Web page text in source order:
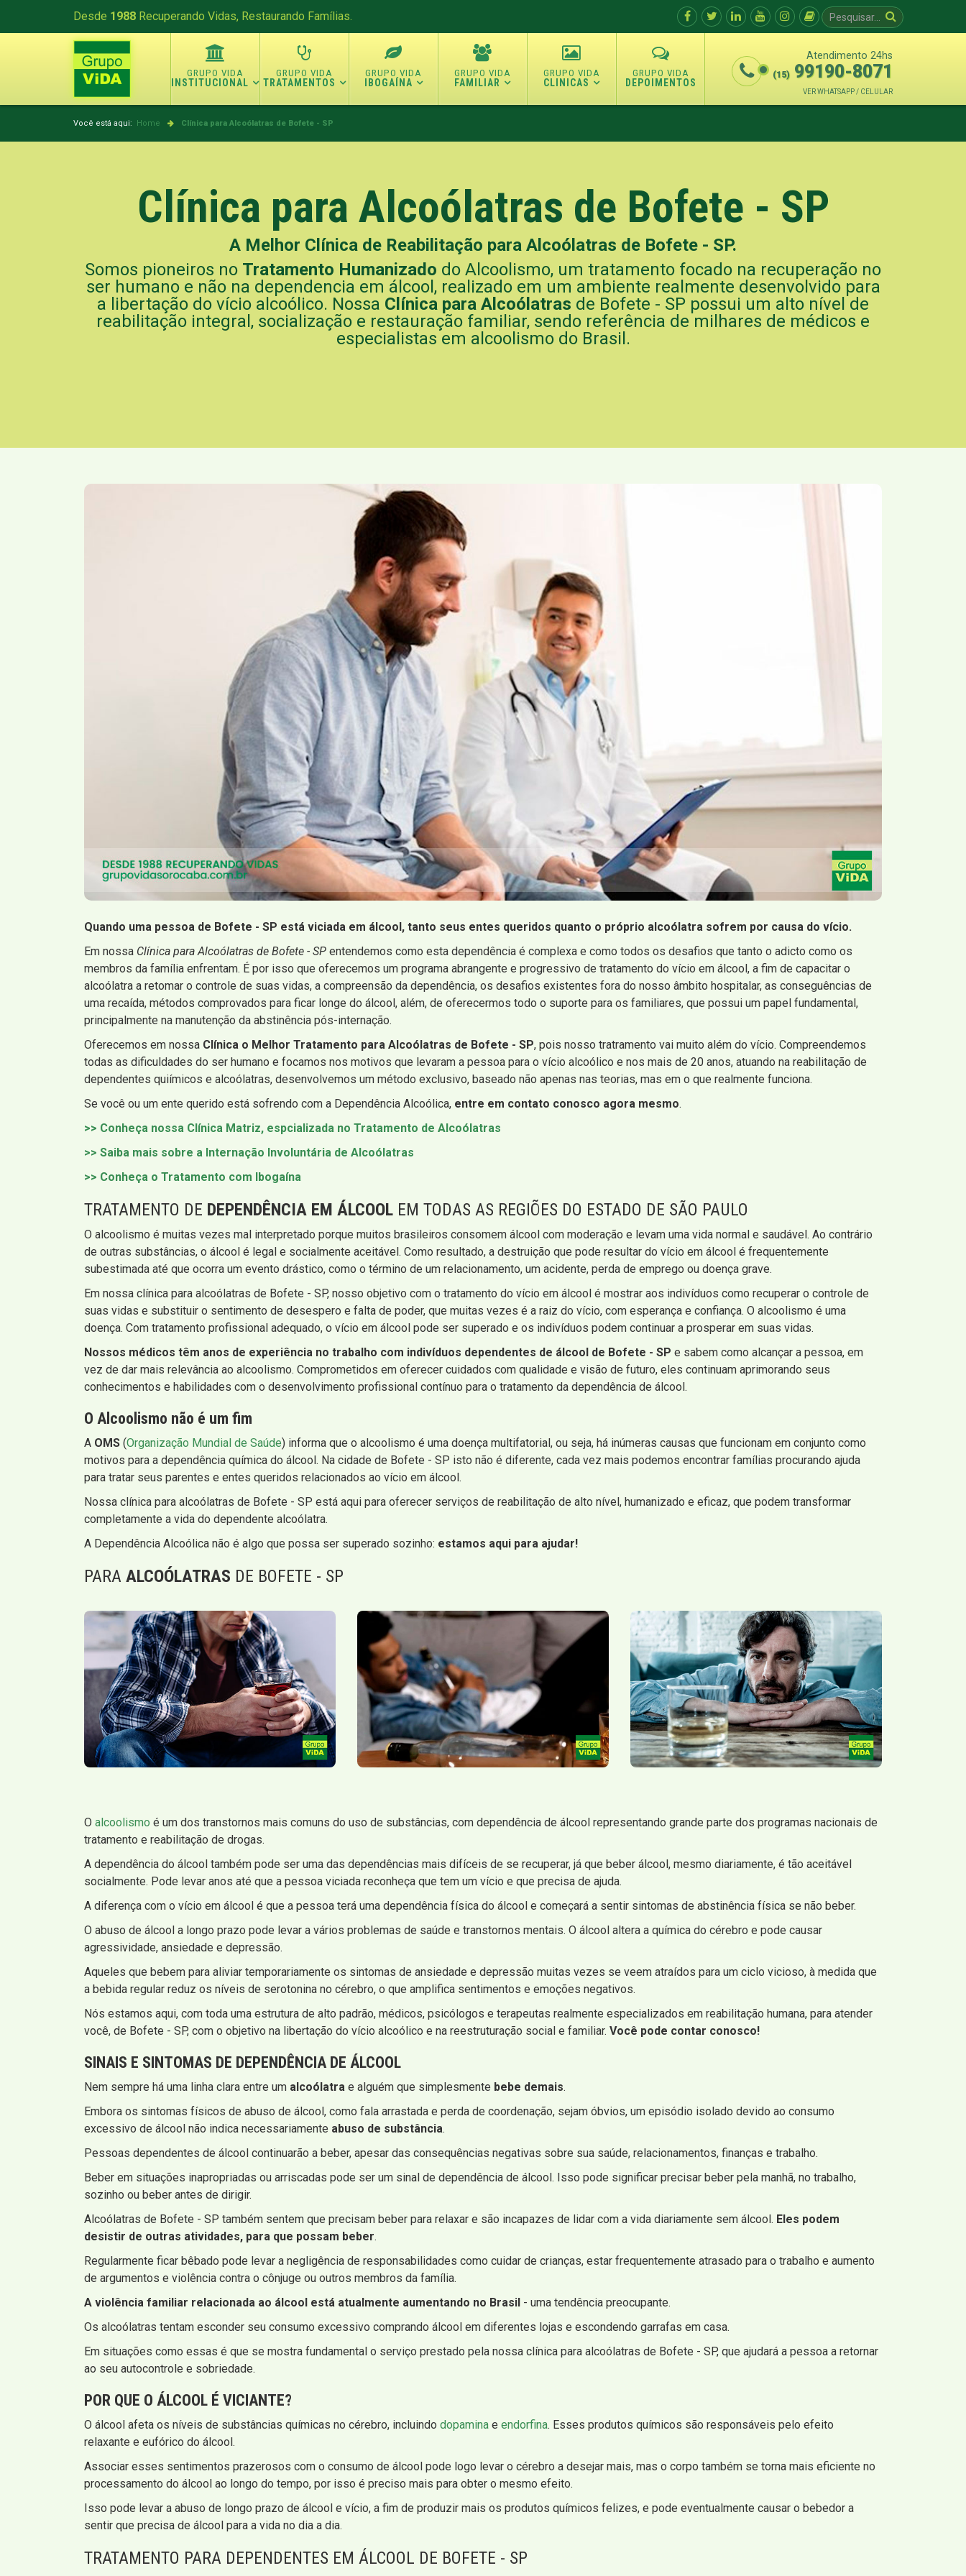
Desde 1988 Recuperando Vidas, Restaurando Famílias.
INSTITUCIONAL TRATAMENTOS IBOGAÍNA FAMILIAR CLINICAS DEPOIMENTOS
Atendimento 24hs
(15) 99190-8071
VER WHATSAPP / CELULAR
Você está aqui: Home Clínica para Alcoólatras de Bofete - SP
Clínica para Alcoólatras de Bofete - SP
A Melhor Clínica de Reabilitação para Alcoólatras de Bofete - SP.
Somos pioneiros no Tratamento Humanizado do Alcoolismo, um tratamento focado na recuperação no
ser humano e não na dependencia em álcool, realizado em um ambiente realmente desenvolvido para
a libertação do vício alcoólico. Nossa Clínica para Alcoólatras de Bofete - SP possui um alto nível de
reabilitação integral, socialização e restauração familiar, sendo referência de milhares de médicos e
especialistas em alcoolismo do Brasil.
Quando uma pessoa de Bofete - SP está viciada em álcool, tanto seus entes queridos quanto o próprio alcoólatra sofrem por causa do vício.
Em nossa Clínica para Alcoólatras de Bofete - SP entendemos como esta dependência é complexa e como todos os desafios que tanto o adicto como os
membros da família enfrentam. É por isso que oferecemos um programa abrangente e progressivo de tratamento do vício em álcool, a fim de capacitar o
alcoólatra a retomar o controle de suas vidas, a compreensão da dependência, os desafios existentes fora do nosso âmbito hospitalar, as conseguências de
uma recaída, métodos comprovados para ficar longe do álcool, além, de oferecermos todo o suporte para os familiares, que possui um papel fundamental,
principalmente na manutenção da abstinência pós-internação.
Oferecemos em nossa Clínica o Melhor Tratamento para Alcoólatras de Bofete - SP, pois nosso tratramento vai muito além do vício. Compreendemos
todas as dificuldades do ser humano e focamos nos motivos que levaram a pessoa para o vício alcoólico e nos mais de 20 anos, atuando na reabilitação de
dependentes quiímicos e alcoólatras, desenvolvemos um método exclusivo, baseado não apenas nas teorias, mas em o que realmente funciona.
Se você ou um ente querido está sofrendo com a Dependência Alcoólica, entre em contato conosco agora mesmo.
>> Conheça nossa Clínica Matriz, espcializada no Tratamento de Alcoólatras
>> Saiba mais sobre a Internação Involuntária de Alcoólatras
>> Conheça o Tratamento com Ibogaína
TRATAMENTO DE DEPENDÊNCIA EM ÁLCOOL EM TODAS AS REGIÕES DO ESTADO DE SÃO PAULO
O alcoolismo é muitas vezes mal interpretado porque muitos brasileiros consomem álcool com moderação e levam uma vida normal e saudável. Ao contrário
de outras substâncias, o álcool é legal e socialmente aceitável. Como resultado, a destruição que pode resultar do vício em álcool é frequentemente
subestimada até que ocorra um evento drástico, como o término de um relacionamento, um acidente, perda de emprego ou doença grave.
Em nossa clínica para alcoólatras de Bofete - SP, nosso objetivo com o tratamento do vício em álcool é mostrar aos indivíduos como recuperar o controle de
suas vidas e substituir o sentimento de desespero e falta de poder, que muitas vezes é a raiz do vício, com esperança e confiança. O alcoolismo é uma
doença. Com tratamento profissional adequado, o vício em álcool pode ser superado e os indivíduos podem continuar a prosperar em suas vidas.
Nossos médicos têm anos de experiência no trabalho com indivíduos dependentes de álcool de Bofete - SP e sabem como alcançar a pessoa, em
vez de dar mais relevância ao alcoolismo. Comprometidos em oferecer cuidados com qualidade e visão de futuro, eles continuam aprimorando seus
conhecimentos e habilidades com o desenvolvimento profissional contínuo para o tratamento da dependência de álcool.
O Alcoolismo não é um fim
A OMS (Organização Mundial de Saúde) informa que o alcoolismo é uma doença multifatorial, ou seja, há inúmeras causas que funcionam em conjunto como
motivos para a dependência química do álcool. Na cidade de Bofete - SP isto não é diferente, cada vez mais podemos encontrar famílias procurando ajuda
para tratar seus parentes e entes queridos relacionados ao vício em álcool.
Nossa clínica para alcoólatras de Bofete - SP está aqui para oferecer serviços de reabilitação de alto nível, humanizado e eficaz, que podem transformar
completamente a vida do dependente alcoólatra.
A Dependência Alcoólica não é algo que possa ser superado sozinho: estamos aqui para ajudar!
PARA ALCOÓLATRAS DE BOFETE - SP
O alcoolismo é um dos transtornos mais comuns do uso de substâncias, com dependência de álcool representando grande parte dos programas nacionais de
tratamento e reabilitação de drogas.
A dependência do álcool também pode ser uma das dependências mais difíceis de se recuperar, já que beber álcool, mesmo diariamente, é tão aceitável
socialmente. Pode levar anos até que a pessoa viciada reconheça que tem um vício e que precisa de ajuda.
A diferença com o vício em álcool é que a pessoa terá uma dependência física do álcool e começará a sentir sintomas de abstinência física se não beber.
O abuso de álcool a longo prazo pode levar a vários problemas de saúde e transtornos mentais. O álcool altera a química do cérebro e pode causar
agressividade, ansiedade e depressão.
Aqueles que bebem para aliviar temporariamente os sintomas de ansiedade e depressão muitas vezes se veem atraídos para um ciclo vicioso, à medida que
a bebida regular reduz os níveis de serotonina no cérebro, o que amplifica sentimentos e emoções negativos.
Nós estamos aqui, com toda uma estrutura de alto padrão, médicos, psicólogos e terapeutas realmente especializados em reabilitação humana, para atender
você, de Bofete - SP, com o objetivo na libertação do vício alcoólico e na reestruturação social e familiar. Você pode contar conosco!
SINAIS E SINTOMAS DE DEPENDÊNCIA DE ÁLCOOL
Nem sempre há uma linha clara entre um alcoólatra e alguém que simplesmente bebe demais.
Embora os sintomas físicos de abuso de álcool, como fala arrastada e perda de coordenação, sejam óbvios, um episódio isolado devido ao consumo
excessivo de álcool não indica necessariamente abuso de substância.
Pessoas dependentes de álcool continuarão a beber, apesar das consequências negativas sobre sua saúde, relacionamentos, finanças e trabalho.
Beber em situações inapropriadas ou arriscadas pode ser um sinal de dependência de álcool. Isso pode significar precisar beber pela manhã, no trabalho,
sozinho ou beber antes de dirigir.
Alcoólatras de Bofete - SP também sentem que precisam beber para relaxar e são incapazes de lidar com a vida diariamente sem álcool. Eles podem
desistir de outras atividades, para que possam beber.
Regularmente ficar bêbado pode levar a negligência de responsabilidades como cuidar de crianças, estar frequentemente atrasado para o trabalho e aumento
de argumentos e violência contra o cônjuge ou outros membros da família.
A violência familiar relacionada ao álcool está atualmente aumentando no Brasil - uma tendência preocupante.
Os alcoólatras tentam esconder seu consumo excessivo comprando álcool em diferentes lojas e escondendo garrafas em casa.
Em situações como essas é que se mostra fundamental o serviço prestado pela nossa clínica para alcoólatras de Bofete - SP, que ajudará a pessoa a retornar
ao seu autocontrole e sobriedade.
POR QUE O ÁLCOOL É VICIANTE?
O álcool afeta os níveis de substâncias químicas no cérebro, incluindo dopamina e endorfina. Esses produtos químicos são responsáveis ​​pelo efeito
relaxante e eufórico do álcool.
Associar esses sentimentos prazerosos com o consumo de álcool pode logo levar o cérebro a desejar mais, mas o corpo também se torna mais eficiente no
processamento do álcool ao longo do tempo, por isso é preciso mais para obter o mesmo efeito.
Isso pode levar a abuso de longo prazo de álcool e vício, a fim de produzir mais os produtos químicos felizes, e pode eventualmente causar o bebedor a
sentir que precisa de álcool para a vida no dia a dia.
TRATAMENTO PARA DEPENDENTES EM ÁLCOOL DE BOFETE - SP